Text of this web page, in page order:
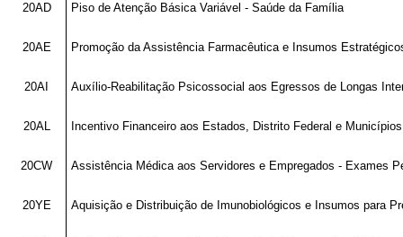
20AD Piso de Atenção Básica Variável - Saúde da Família
20AE Promoção da Assistência Farmacêutica e Insumos
20AI Auxílio-Reabilitação Psicossocial aos Egressos de Longas
20AL Incentivo Financeiro aos Estados, Distrito Federal e
20CW Assistência Médica aos Servidores e Empregados - Exames
20YE Aquisição e Distribuição de Imunobiológicos e Insumos para